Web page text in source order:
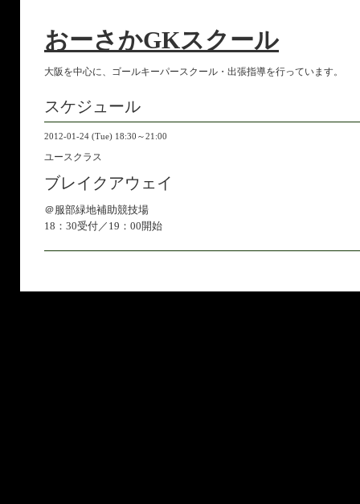
おーさかGKスクール
大阪を中心に、ゴールキーパースクール・出張指導を行っています。
スケジュール
2012-01-24 (Tue) 18:30～21:00
ユースクラス
ブレイクアウェイ
＠服部緑地補助競技場
18：30受付／19：00開始